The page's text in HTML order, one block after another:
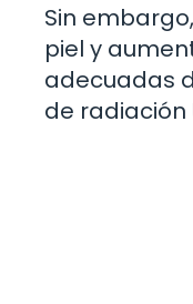
Sin
piel y
adecuadas
de radiación